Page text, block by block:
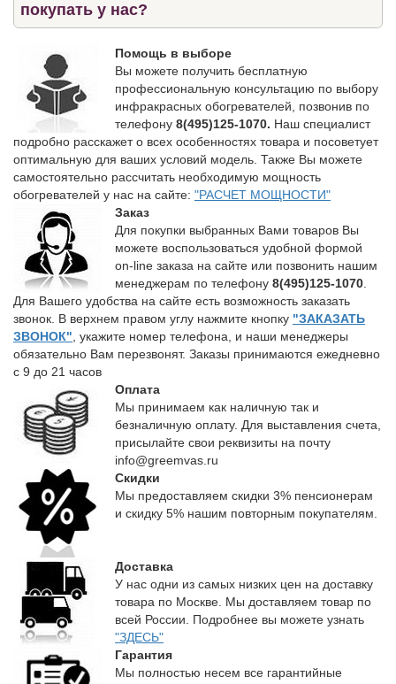
покупать у нас?
Помощь в выборе
Вы можете получить бесплатную
профессиональную консультацию по выбору
инфракрасных обогревателей, позвонив по
телефону 8(495)125-1070. Наш специалист
подробно расскажет о всех особенностях товара и посоветует
оптимальную для ваших условий модель. Также Вы можете
самостоятельно рассчитать необходимую мощность
обогревателей у нас на сайте: "РАСЧЕТ МОЩНОСТИ"
Заказ
Для покупки выбранных Вами товаров Вы
можете воспользоваться удобной формой
on-line заказа на сайте или позвонить нашим
менеджерам по телефону 8(495)125-1070.
Для Вашего удобства на сайте есть возможность заказать
звонок. В верхнем правом углу нажмите кнопку "ЗАКАЗАТЬ
ЗВОНОК", укажите номер телефона, и наши менеджеры
обязательно Вам перезвонят. Заказы принимаются ежедневно
с 9 до 21 часов
Оплата
Мы принимаем как наличную так и
безналичную оплату. Для выставления счета,
присылайте свои реквизиты на почту
info@greemvas.ru
Скидки
Мы предоставляем скидки 3% пенсионерам
и скидку 5% нашим повторным покупателям.
Доставка
У нас одни из самых низких цен на доставку
товара по Москве. Мы доставляем товар по
всей России. Подробнее вы можете узнать
"ЗДЕСЬ"
Гарантия
Мы полностью несем все гарантийные